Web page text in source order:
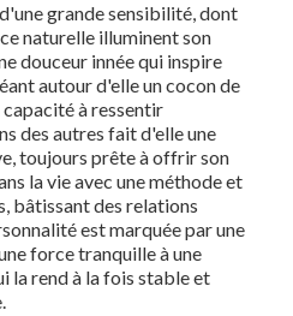
grande sensibilité, dont
naturelle illuminent son
douceur innée qui inspire
autour d'elle un cocon de
à ressentir
des autres fait d'elle une
toujours prête à offrir son
la vie avec une méthode et
bâtissant des relations
est marquée par une
force tranquille à une
la rend à la fois stable et